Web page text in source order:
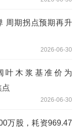
周期拐点预期再升
2026-06-30
叶木浆基准价为
点
2026-06-30
万股，耗资969.47